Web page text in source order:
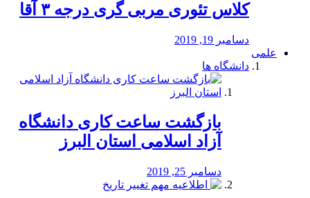
کلاس تئوری مربی گری درجه ۳ آقا
دسامبر 19, 2019
علمی
دانشگاه ها
بازگشت ساعت کاری دانشگاه
آزاد اسلامی استان البرز
دسامبر 25, 2019